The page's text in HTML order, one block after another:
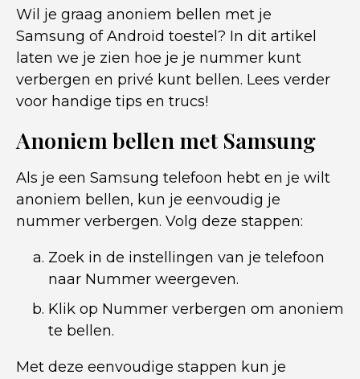
Wil je graag anoniem bellen met je
Samsung of Android toestel? In dit artikel
laten we je zien hoe je je nummer kunt
verbergen en privé kunt bellen. Lees verder
voor handige tips en trucs!
Anoniem bellen met Samsung
Als je een Samsung telefoon hebt en je wilt
anoniem bellen, kun je eenvoudig je
nummer verbergen. Volg deze stappen:
Zoek in de instellingen van je telefoon
naar Nummer weergeven.
Klik op Nummer verbergen om anoniem
te bellen.
Met deze eenvoudige stappen kun je